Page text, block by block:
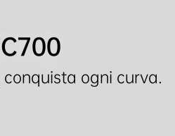
ogni curva.